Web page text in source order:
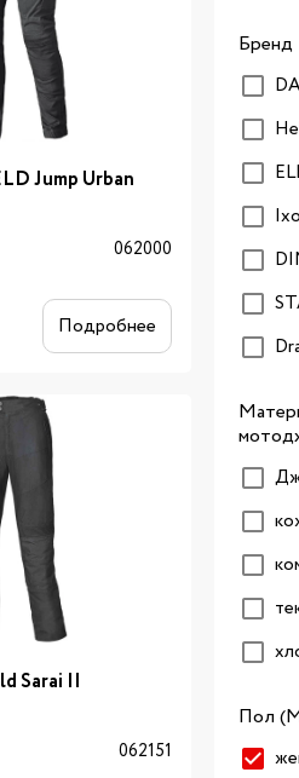
Jump Urban
062000
Подробнее
Sarai II
062151
Бренд
Пол